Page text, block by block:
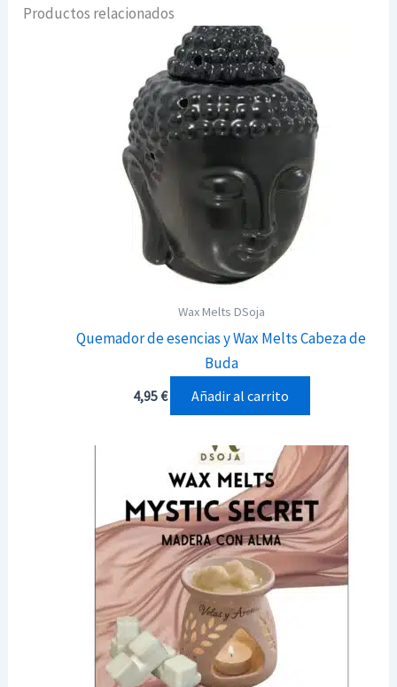
Productos relacionados
Wax Melts DSoja
Quemador de esencias y Wax Melts Cabeza de
Buda
4,95€ Añadir al carrito